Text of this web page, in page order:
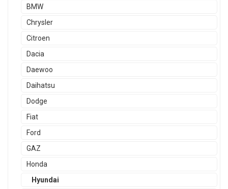
BMW
Chrysler
Citroen
Dacia
Daewoo
Daihatsu
Dodge
Fiat
Ford
GAZ
Honda
Hyundai